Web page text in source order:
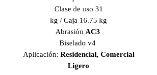
Clase de uso 31
kg / Caja 16.75 kg
Abrasión AC3
Biselado v4
Aplicación: Residencial, Comercial
Ligero